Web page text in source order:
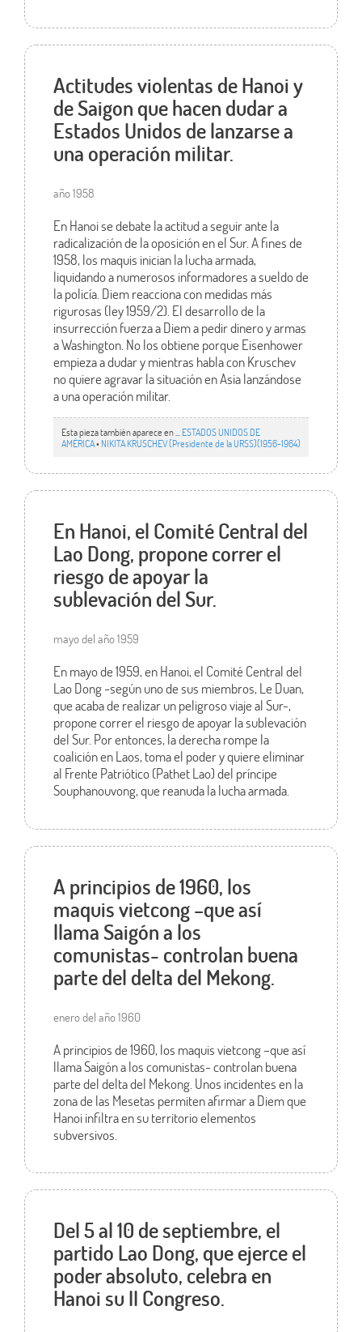
Actitudes violentas de Hanoi y
de Saigon que hacen dudar a
Estados Unidos de lanzarse a
una operación militar.
año 1958
En Hanoi se debate la actitud a seguir ante la
radicalización de la oposición en el Sur. A fines de
1958, los maquis inician la lucha armada,
liquidando a numerosos informadores a sueldo de
la policía. Diem reacciona con medidas más
rigurosas (ley 1959/2). El desarrollo de la
insurrección fuerza a Diem a pedir dinero y armas
a Washington. No los obtiene porque Eisenhower
empieza a dudar y mientras habla con Kruschev
no quiere agravar la situación en Asia lanzándose
a una operación militar.
Esta pieza también aparece en ... ESTADOS UNIDOS DE
AMÉRICA• NIKITA KRUSCHEV (Presidente de la URSS)(1956-1964)
En Hanoi, el Comité Central del
Lao Dong, propone correr el
riesgo de apoyar la
sublevación del Sur.
mayo del año 1959
En mayo de 1959, en Hanoi, el Comité Central del
Lao Dong -según uno de sus miembros, Le Duan,
que acaba de realizar un peligroso viaje al Sur-,
propone correr el riesgo de apoyar la sublevación
del Sur. Por entonces, la derecha rompe la
coalición en Laos, toma el poder y quiere eliminar
al Frente Patriótico (Pathet Lao) del príncipe
Souphanouvong, que reanuda la lucha armada.
A principios de 1960, los
maquis vietcong –que así
llama Saigón a los
comunistas- controlan buena
parte del delta del Mekong.
enero del año 1960
A principios de 1960, los maquis vietcong –que así
llama Saigón a los comunistas- controlan buena
parte del delta del Mekong. Unos incidentes en la
zona de las Mesetas permiten afirmar a Diem que
Hanoi infiltra en su territorio elementos
subversivos.
Del 5 al 10 de septiembre, el
partido Lao Dong, que ejerce el
poder absoluto, celebra en
Hanoi su II Congreso.